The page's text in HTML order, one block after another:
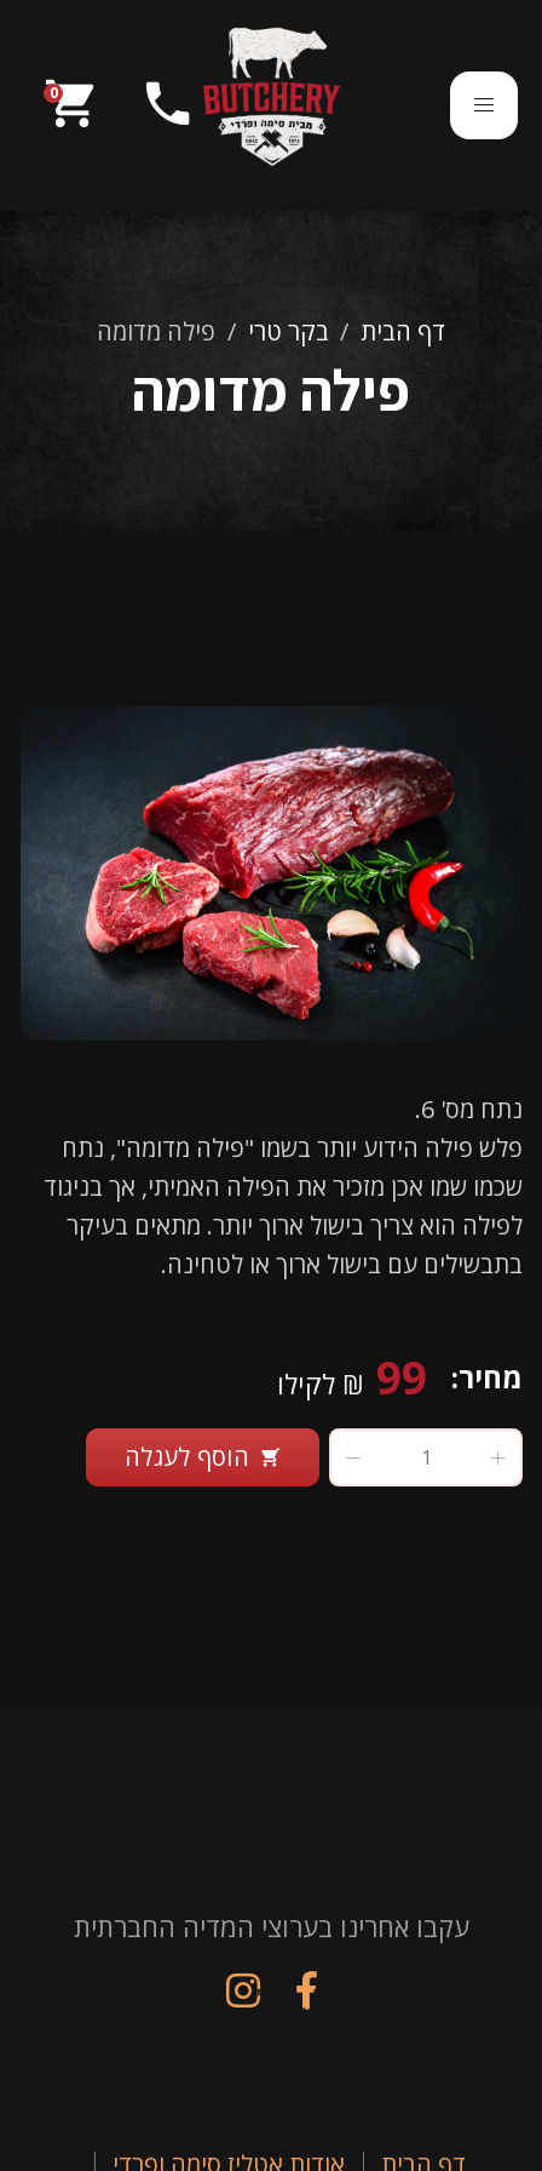
054-7850290
phone
0
shopping_cart
דף הבית / בקר טרי / פילה מדומה
פילה מדומה
נתח מס' 6.
פלש פילה הידוע יותר בשמו "פילה מדומה", נתח
שכמו שמו אכן מזכיר את הפילה האמיתי, אך בניגוד
לפילה הוא צריך בישול ארוך יותר. מתאים בעיקר
בתבשילים עם בישול ארוך או לטחינה.
מחיר: 99 ₪ לקילו
shopping_cart הוסף לעגלה
עקבו אחרינו בערוצי המדיה החברתית